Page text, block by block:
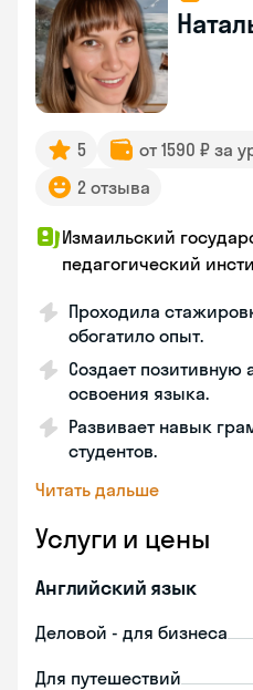
5 от 1590 ₽ за
2 отзыва
Измаильский
педагогический
Проходила
обогатило опыт.
Создает позитивную
освоения языка.
Развивает навык
студентов.
Читать дальше
Услуги и цены
Английский язык
Деловой - для бизнеса
Для путешествий